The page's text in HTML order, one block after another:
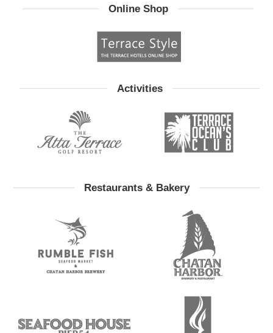
Online Shop
Activities
Restaurants & Bakery